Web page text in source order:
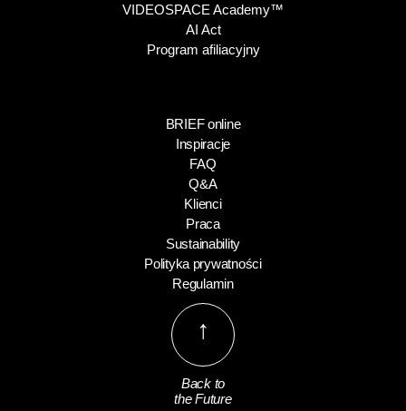
VIDEOSPACE Academy™
AI Act
Program afiliacyjny
BRIEF online
Inspiracje
FAQ
Q&A
Klienci
Praca
Sustainability
Polityka prywatności
Regulamin
↑
Back to
the Future